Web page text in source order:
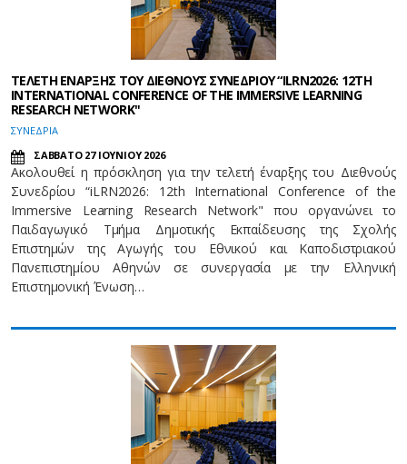
ΤΕΛΕΤΗ ΕΝΑΡΞΗΣ ΤΟΥ ΔΙΕΘΝΟΥΣ ΣΥΝΕΔΡΙΟΥ “ILRN2026: 12TH
INTERNATIONAL CONFERENCE OF THE IMMERSIVE LEARNING
RESEARCH NETWORK"
ΣΥΝΕΔΡΙΑ
ΣΑΒΒΑΤΟ 27 ΙΟΥΝΙΟΥ 2026
Ακολουθεί η πρόσκληση για την τελετή έναρξης του Διεθνούς
Συνεδρίου “iLRN2026: 12th International Conference of the
Immersive Learning Research Network" που οργανώνει το
Παιδαγωγικό Τμήμα Δημοτικής Εκπαίδευσης της Σχολής
Επιστημών της Αγωγής του Εθνικού και Καποδιστριακού
Πανεπιστημίου Αθηνών σε συνεργασία με την Ελληνική
Επιστημονική Ένωση…